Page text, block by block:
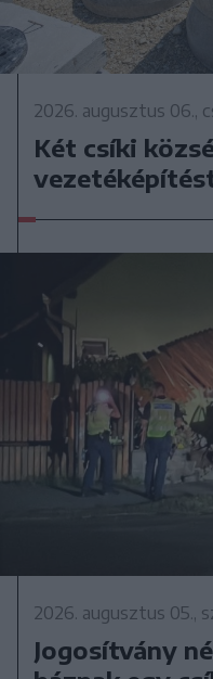
2026. augusztus 06.,
Két csíki
2026. augusztus 05.,
Jogosítvány